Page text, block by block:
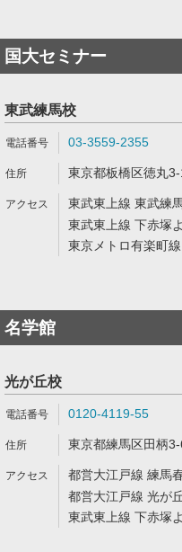
国大セミナー
東武練馬校
03-3559-2355
東京都板橋区徳丸
東武東上線 東武練
東武東上線 下赤塚
東京メトロ有楽町
名学館
光が丘校
0120-4119-55
東京都練馬区田柄
都営大江戸線 練馬
都営大江戸線 光が
東武東上線 下赤塚